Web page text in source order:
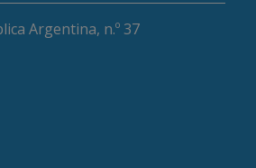
Argentina, n.º 37